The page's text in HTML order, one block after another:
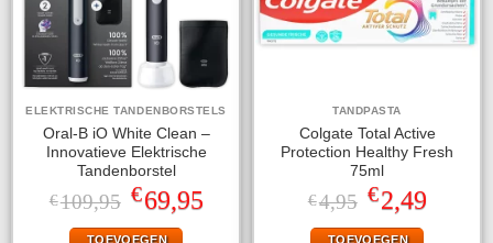
ELEKTRISCHE TANDENBORSTELS
Oral-B iO White Clean –
Innovatieve Elektrische
Tandenborstel
€109,95 Oorspronkelijke
prijs
was:
€69,95Huidige
prijs
TOEVOEGEN
TANDPASTA
Colgate Total Active
Protection Healthy Fresh
75ml
€4,95 Oorspronkelijke
prijs
was:
€2,49Huidige
prijs
is:
TOEVOEGEN